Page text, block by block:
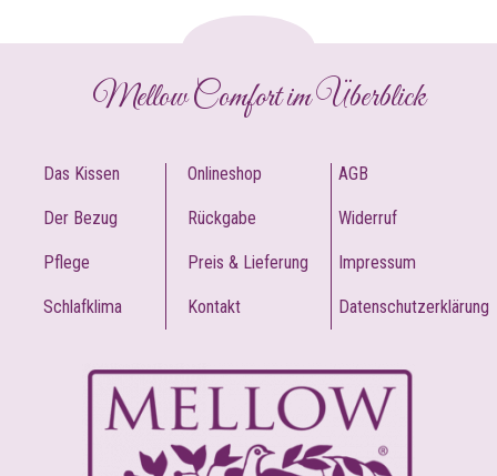
Mellow Comfort im Überblick
Das Kissen
Der Bezug
Pflege
Schlafklima
Onlineshop
Rückgabe
Preis & Lieferung
Kontakt
AGB
Widerruf
Impressum
Datenschutzerklärung